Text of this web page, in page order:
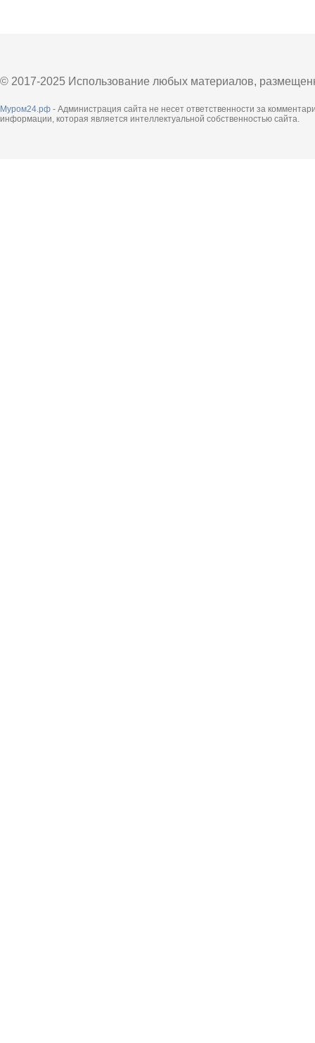
© 2017-2025 Использование любых материалов,
Муром24.рф - Администрация сайта не несет ответственности за
информации, которая является интеллектуальной собственностью сайта.